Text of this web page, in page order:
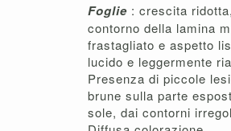
Foglie : crescita ridotta,
contorno della lamina
frastagliato e aspetto
lucido e leggermente
Presenza di piccole
brune sulla parte
sole, dai contorni